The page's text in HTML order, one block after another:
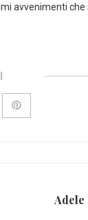
avvenimenti
Adele